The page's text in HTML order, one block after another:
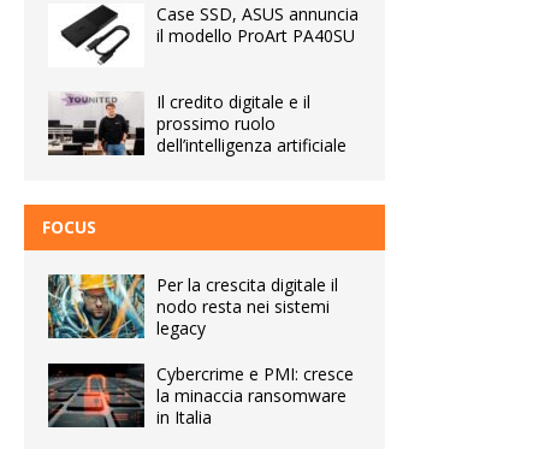
Case SSD, ASUS annuncia
il modello ProArt PA40SU
Il credito digitale e il
prossimo ruolo
dell’intelligenza artificiale
FOCUS
Per la crescita digitale il
nodo resta nei sistemi
legacy
Cybercrime e PMI: cresce
la minaccia ransomware
in Italia